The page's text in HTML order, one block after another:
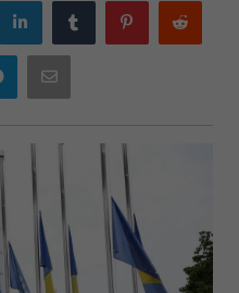
LinkedIn Tumblr Pinterest
Telegram